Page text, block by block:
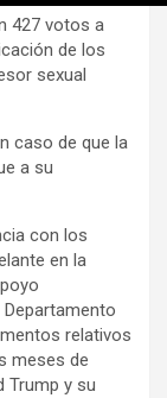
427 votos a
de los
sexual
caso de que la
a su
con los
en la
relativos
meses de
Trump y su